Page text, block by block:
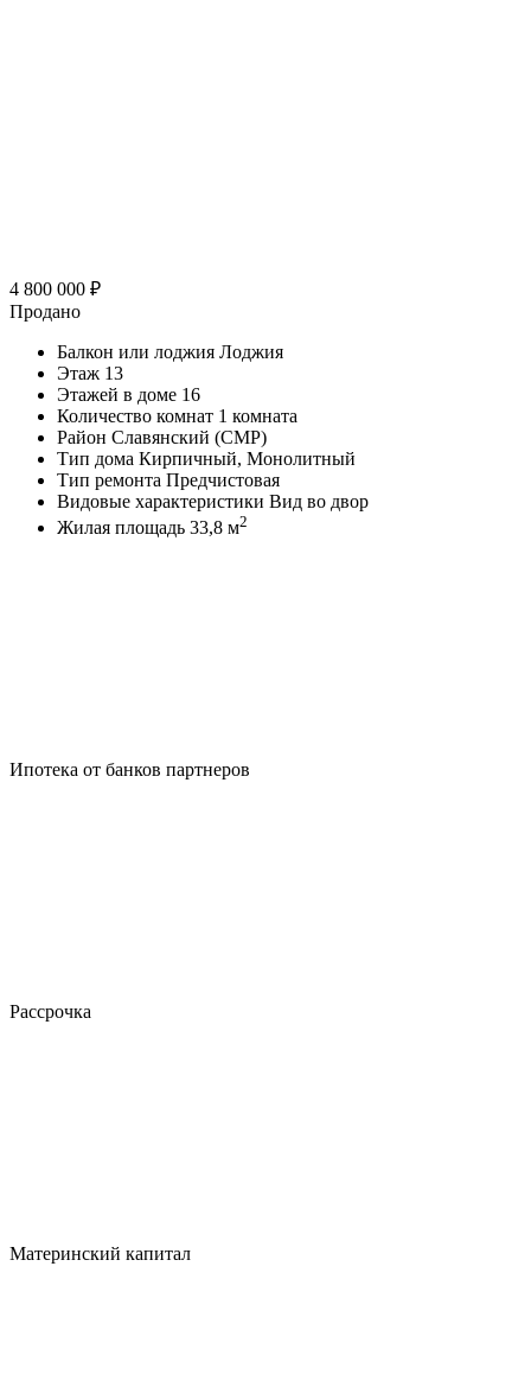
4 800 000 ₽
Продано
Балкон или лоджия Лоджия
Этаж 13
Этажей в доме 16
Количество комнат 1 комната
Район Славянский (СМР)
Тип дома Кирпичный, Монолитный
Тип ремонта Предчистовая
Видовые характеристики Вид во двор
Жилая площадь 33,8 м2
Ипотека от банков партнеров
Рассрочка
Материнский капитал